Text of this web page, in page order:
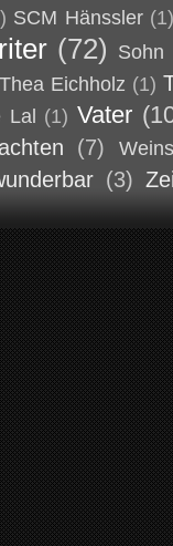
SCM Hänssler
(72) Sohn
Thea Eichholz (1)
Lal (1) Vater
(7)
(3)